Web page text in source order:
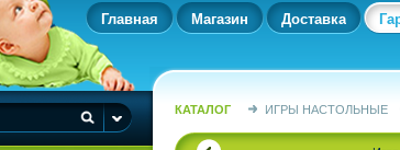
Главная Магазин Доставка
КАТАЛОГ ИГРЫ НАСТОЛЬНЫЕ